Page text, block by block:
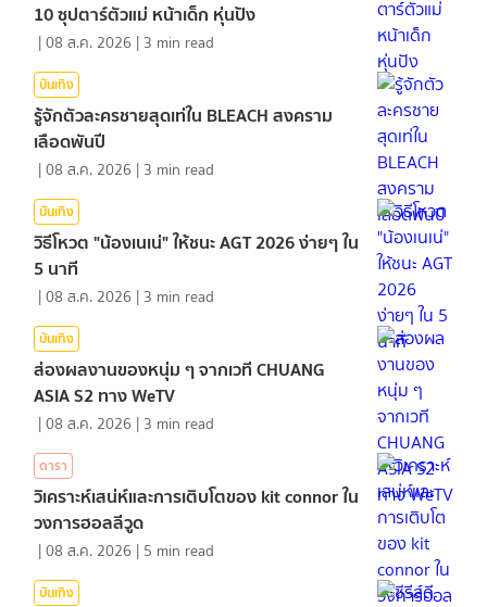
10 ซุปตาร์ตัวแม่ หน้าเด็ก หุ่นปัง
|08 ส.ค. 2026 | 3 min read
บันเทิง
รู้จักตัวละครชายสุดเท่ใน BLEACH สงคราม
เลือดพันปี
|08 ส.ค. 2026 | 3 min read
บันเทิง
วิธีโหวต "น้องเนเน่" ให้ชนะ AGT 2026 ง่ายๆ ใน
5 นาที
|08 ส.ค. 2026 | 3 min read
บันเทิง
ส่องผลงานของหนุ่ม ๆ จากเวที CHUANG
ASIA S2 ทาง WeTV
|08 ส.ค. 2026 | 3 min read
ดารา
วิเคราะห์เสน่ห์และการเติบโตของ kit connor ใน
วงการฮอลลีวูด
|08 ส.ค. 2026 | 5 min read
บันเทิง